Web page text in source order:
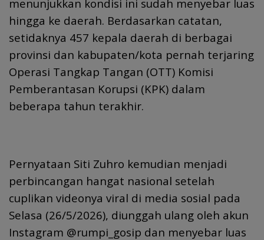
menunjukkan kondisi ini sudah menyebar luas
hingga ke daerah. Berdasarkan catatan,
setidaknya 457 kepala daerah di berbagai
provinsi dan kabupaten/kota pernah terjaring
Operasi Tangkap Tangan (OTT) Komisi
Pemberantasan Korupsi (KPK) dalam
beberapa tahun terakhir.
Pernyataan Siti Zuhro kemudian menjadi
perbincangan hangat nasional setelah
cuplikan videonya viral di media sosial pada
Selasa (26/5/2026), diunggah ulang oleh akun
Instagram @rumpi_gosip dan menyebar luas